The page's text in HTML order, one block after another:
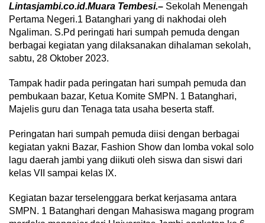
Lintasjambi.co.id.Muara Tembesi.– Sekolah Menengah
Pertama Negeri.1 Batanghari yang di nakhodai oleh
Ngaliman. S.Pd peringati hari sumpah pemuda dengan
berbagai kegiatan yang dilaksanakan dihalaman sekolah,
sabtu, 28 Oktober 2023.
Tampak hadir pada peringatan hari sumpah pemuda dan
pembukaan bazar, Ketua Komite SMPN. 1 Batanghari,
Majelis guru dan Tenaga tata usaha beserta staff.
Peringatan hari sumpah pemuda diisi dengan berbagai
kegiatan yakni Bazar, Fashion Show dan lomba vokal solo
lagu daerah jambi yang diikuti oleh siswa dan siswi dari
kelas VII sampai kelas IX.
Kegiatan bazar terselenggara berkat kerjasama antara
SMPN. 1 Batanghari dengan Mahasiswa magang program